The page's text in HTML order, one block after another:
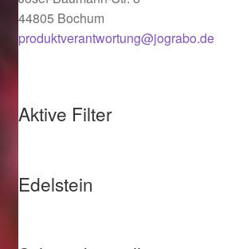
Ostergeschenke finden für Ostern 2022
Shop
44805 Bochum
produktverantwortung@jograbo.de
Aktive Filter
Edelstein